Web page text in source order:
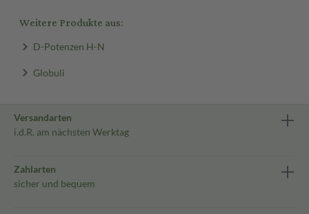
Weitere Produkte aus:
D-Potenzen H-N
Globuli
Versandarten
i.d.R. am nächsten Werktag
Zahlarten
sicher und bequem